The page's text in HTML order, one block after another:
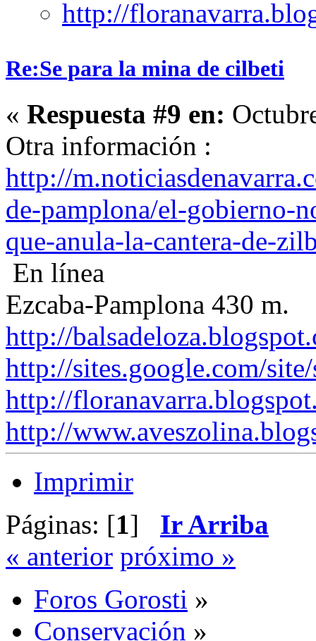
Re:Se para la mina de cilbeti
« Respuesta #9 en:
Otra información :
http://
de-pamplona/el-gobierno-
que-anula-la-cantera-de-
En línea
Ezcaba-Pamplona 430 m.
http://
http://sites.google.com/
http://
http://
Imprimir
Páginas: [1] Ir Arriba
« anterior próximo »
Foros Gorosti »
Conservación »